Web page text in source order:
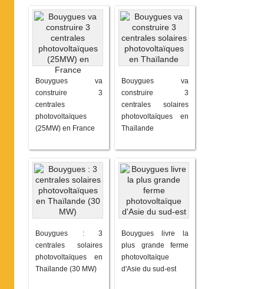
Bouygues va
construire 3
centrales
photovoltaïques
(25MW) en France
Bouygues va
construire 3
centrales solaires
photovoltaïques en
Thaïlande
Bouygues : 3
centrales solaires
photovoltaïques en
Thaïlande (30 MW)
Bouygues livre la
plus grande ferme
photovoltaïque
d'Asie du sud-est